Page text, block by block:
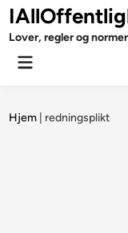
Skip
to
content
Lover, regler og
Main
Hjem redningsplikt